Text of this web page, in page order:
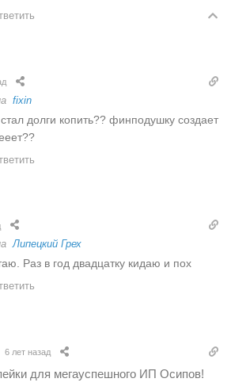
fixin
долги копить?? финподушку создает
Липецкий Грех
Раз в год двадцатку кидаю и пох
6 лет назад
для мегауспешного ИП Осипов!